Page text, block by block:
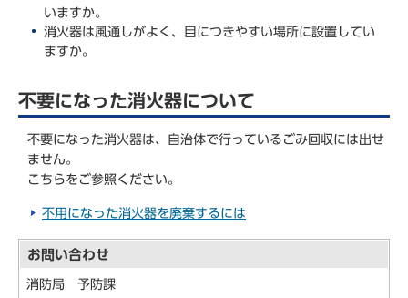
いますか。
消火器は風通しがよく、目につきやすい場所に設置してい
ますか。
不要になった消火器について
不要になった消火器は、自治体で行っているごみ回収には出せ
ません。
こちらをご参照ください。
不用になった消火器を廃棄するには
お問い合わせ
消防局 予防課